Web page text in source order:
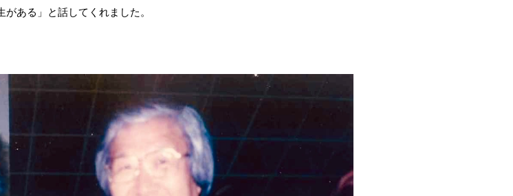
ある」と話してくれました。